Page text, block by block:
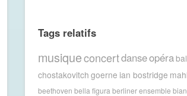
Tags relatifs
musiqueconcertdanseopéra
chostakovitch goerne ian bostridge
beethoven bella figura berliner ensemble